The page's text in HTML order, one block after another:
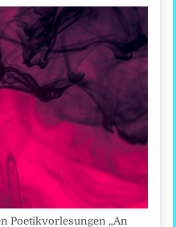
Poetikvorlesungen „An